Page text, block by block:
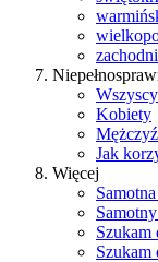
Wszyscy
Kobiety
Jak
Więcej
Szukam
Szukam